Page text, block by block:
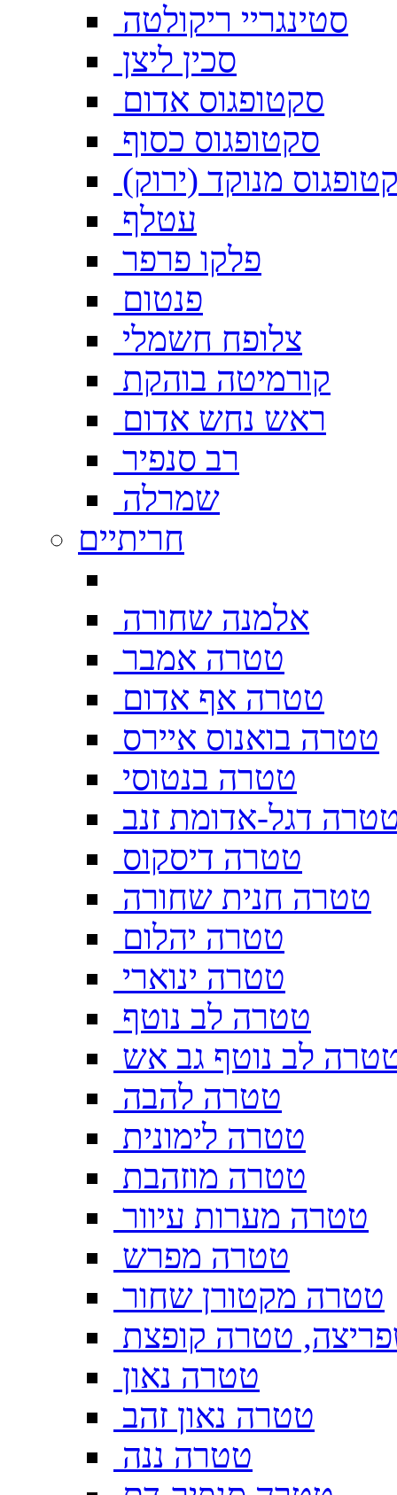
סטינגריי ריקולטה
סכין ליצן
סקטופגוס אדום
סקטופגוס כסוף
מנוקד (ירוק)
עטלף
פלקו פרפר
פנטום
צלופח חשמלי
קורמיטה בוהקת
ראש נחש אדום
רב סנפיר
שמרלה
חריתיים
אלמנה שחורה
טטרה אמבר
טטרה אף אדום
טטרה בואנוס איירס
טטרה בנטוסי
דגל-אדומת זנב
טטרה דיסקוס
טטרה חנית שחורה
טטרה יהלום
טטרה ינוארי
טטרה לב נוטף
לב נוטף גב אש
טטרה להבה
טטרה לימונית
טטרה מוזהבת
טטרה מערות עיוור
טטרה מפרש
טטרה מקטורן שחור
טטרה קופצת
טטרה נאון
טטרה נאון זהב
טטרה ננה